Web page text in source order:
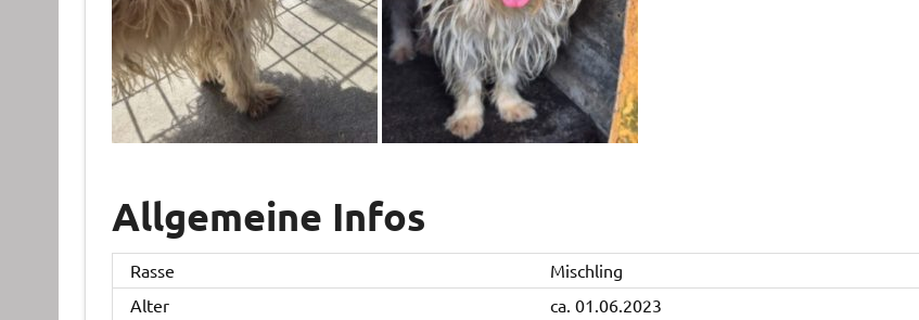
Allgemeine Infos
Rasse
Mischling
Alter
ca. 01.06.2023